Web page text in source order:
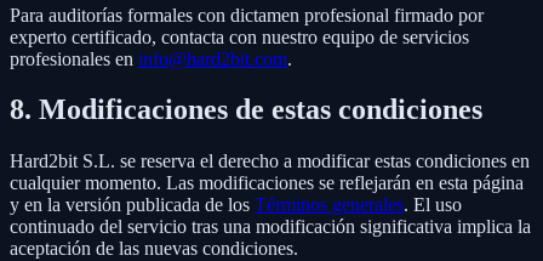
Para auditorías formales con dictamen profesional firmado por
experto certificado, contacta con nuestro equipo de servicios
profesionales en info@hard2bit.com.
8. Modificaciones de estas condiciones
Hard2bit S.L. se reserva el derecho a modificar estas condiciones en
cualquier momento. Las modificaciones se reflejarán en esta página
y en la versión publicada de los Términos generales. El uso
continuado del servicio tras una modificación significativa implica la
aceptación de las nuevas condiciones.